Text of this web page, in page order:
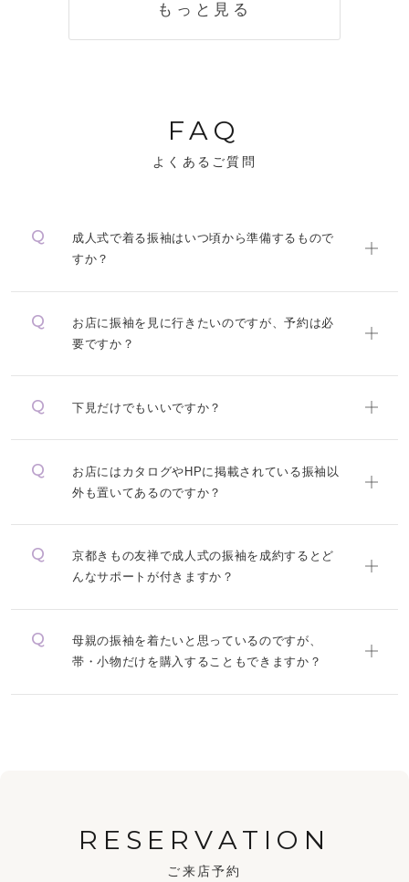
もっと見る
FAQ
よくあるご質問
成人式で着る振袖はいつ頃から準備するもので
すか？
お店に振袖を見に行きたいのですが、予約は必
要ですか？
下見だけでもいいですか？
お店にはカタログやHPに掲載されている振袖以
外も置いてあるのですか？
京都きもの友禅で成人式の振袖を成約するとど
んなサポートが付きますか？
母親の振袖を着たいと思っているのですが、
帯・小物だけを購入することもできますか？
RESERVATION
ご来店予約